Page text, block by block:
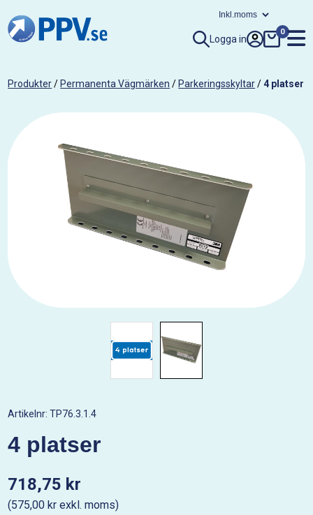
Logga in
0
Produkter/ Permanenta Vägmärken / Parkeringsskyltar/4 platser
Artikelnr:TP76.3.1.4
4 platser
718,75 kr
(575,00 kr exkl. moms)